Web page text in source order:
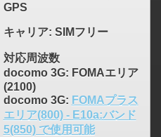
GPS
キャリア: SIMフリー
対応周波数
docomo 3G: FOMAエリア
(2100)
docomo 3G: FOMAプラス
エリア(800) - E10a:バンド
5(850) で使用可能